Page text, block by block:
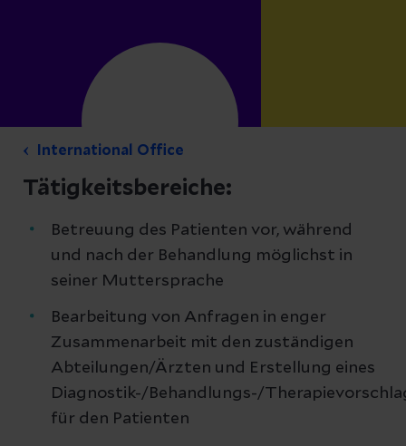
International Office
Tätigkeitsbereiche:
Betreuung des Patienten vor, während
und nach der Behandlung möglichst in
seiner Muttersprache
Bearbeitung von Anfragen in enger
Zusammenarbeit mit den zuständigen
Abteilungen/Ärzten und Erstellung eines
Diagnostik-/Behandlungs-/
für den Patienten